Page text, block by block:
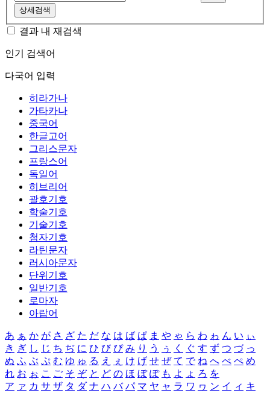
상세검색
결과 내 재검색
인기 검색어
다국어 입력
히라가나
가타카나
중국어
한글고어
그리스문자
프랑스어
독일어
히브리어
괄호기호
학술기호
기술기호
첨자기호
라틴문자
러시아문자
단위기호
일반기호
로마자
아랍어
あ ぁ か が さ ざ た だ な は ば ぱ ま や ゃ ら わ ゎ ん い ぃ
き ぎ し じ ち ぢ に ひ び ぴ み り う ぅ く ぐ す ず つ づ っ
ぬ ふ ぶ ぷ む ゆ ゅ る え ぇ け げ せ ぜ て で ね へ べ ぺ め
れ お ぉ こ ご そ ぞ と ど の ほ ぼ ぽ も よ ょ ろ を
ア ァ カ サ ザ タ ダ ナ ハ バ パ マ ヤ ャ ラ ワ ヮ ン イ ィ キ